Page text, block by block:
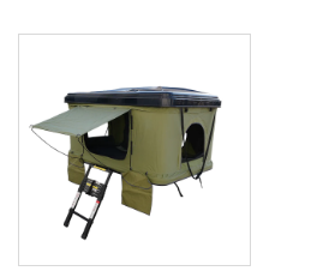
estaciones, fabricada por
para familias al aire libre